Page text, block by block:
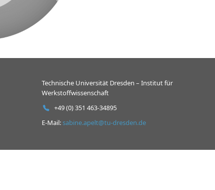
Technische Universität Dresden – Institut für
Werkstoffwissen­schaft
+49 (0) 351 463-34895
E-Mail:sabine.apelt@tu-dresden.de